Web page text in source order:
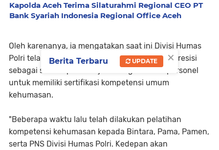
Kapolda Aceh Terima Silaturahmi Regional CEO PT
Bank Syariah Indonesia Regional Office Aceh
Oleh karenanya, ia mengatakan saat ini Divisi Humas
Polri telah menghadirkan e-Learning Humas Presisi
sebagai sarana pembelajaran bagi seluruh personel
untuk memiliki sertifikasi kompetensi umum
kehumasan.
"Beberapa waktu lalu telah dilakukan pelatihan
kompetensi kehumasan kepada Bintara, Pama, Pamen,
serta PNS Divisi Humas Polri. Kedepan akan
×
Berita Terbaru UPDATE